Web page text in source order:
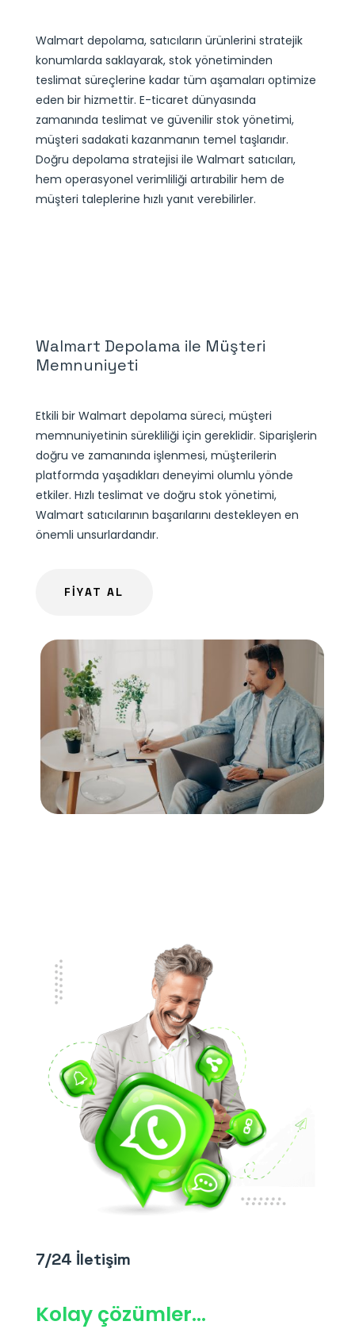
Walmart depolama, satıcıların ürünlerini stratejik
konumlarda saklayarak, stok yönetiminden
teslimat süreçlerine kadar tüm aşamaları optimize
eden bir hizmettir. E-ticaret dünyasında
zamanında teslimat ve güvenilir stok yönetimi,
müşteri sadakati kazanmanın temel taşlarıdır.
Doğru depolama stratejisi ile Walmart satıcıları,
hem operasyonel verimliliği artırabilir hem de
müşteri taleplerine hızlı yanıt verebilirler.
Walmart Depolama ile Müşteri
Memnuniyeti
Etkili bir Walmart depolama süreci, müşteri
memnuniyetinin sürekliliği için gereklidir. Siparişlerin
doğru ve zamanında işlenmesi, müşterilerin
platformda yaşadıkları deneyimi olumlu yönde
etkiler. Hızlı teslimat ve doğru stok yönetimi,
Walmart satıcılarının başarılarını destekleyen en
önemli unsurlardandır.
FİYAT AL
7/24 İletişim
Kolay çözümler…